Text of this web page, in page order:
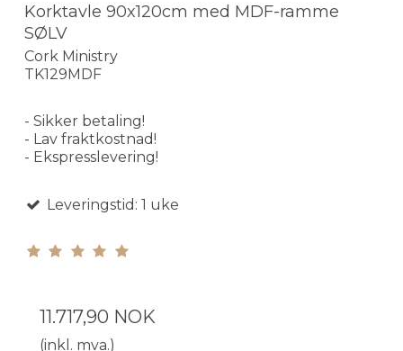
Korktavle 90x120cm med MDF-ramme
SØLV
Cork Ministry
TK129MDF
- Sikker betaling!
- Lav fraktkostnad!
- Ekspresslevering!
Leveringstid: 1 uke
11.717,90 NOK
(inkl. mva.)